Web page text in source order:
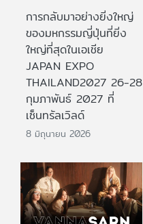
การกลับมาอย่างยิ่งใหญ่
ของมหกรรมญี่ปุ่นที่ยิ่ง
ใหญ่ที่สุดในเอเชีย
JAPAN EXPO
THAILAND2027 26-28
กุมภาพันธ์ 2027 ที่
เซ็นทรัลเวิลด์
8 มิถุนายน 2026